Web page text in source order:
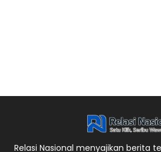
Relasi Nasional menyajikan berita